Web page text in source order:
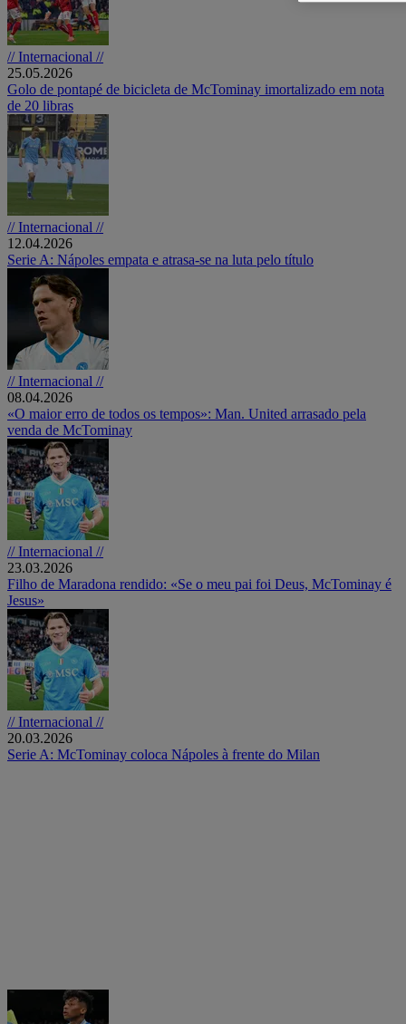
// Internacional //
25.05.2026
Golo de pontapé de bicicleta de McTominay imortalizado em nota
de 20 libras
// Internacional //
12.04.2026
Serie A: Nápoles empata e atrasa-se na luta pelo título
// Internacional //
08.04.2026
«O maior erro de todos os tempos»: Man. United arrasado pela
venda de McTominay
// Internacional //
23.03.2026
Filho de Maradona rendido: «Se o meu pai foi Deus, McTominay é
Jesus»
// Internacional //
20.03.2026
Serie A: McTominay coloca Nápoles à frente do Milan